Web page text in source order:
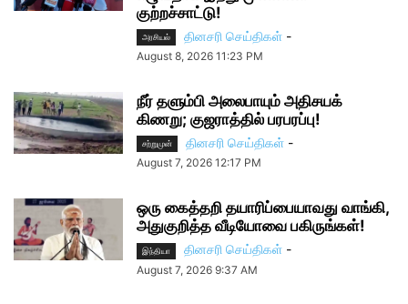
குற்றச்சாட்டு!
அரசியல் தினசரி செய்திகள் -
August 8, 2026 11:23 PM
நீர் தளும்பி அலைபாயும் அதிசயக்
கிணறு; குஜராத்தில் பரபரப்பு!
சற்றுமுன் தினசரி செய்திகள் -
August 7, 2026 12:17 PM
ஒரு கைத்தறி தயாரிப்பையாவது வாங்கி,
அதுகுறித்த வீடியோவை பகிருங்கள்!
இந்தியா தினசரி செய்திகள் -
August 7, 2026 9:37 AM